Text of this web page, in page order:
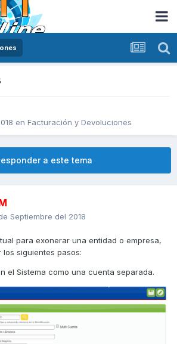
en Facturación y Devoluciones
a este tema
Septiembre del 2018
para exonerar una entidad o empresa,
siguientes pasos:
el Sistema como una cuenta separada.